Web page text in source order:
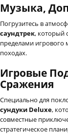
Музыка,
Погрузитесь в
саундтрек, который
пределами игрового
походах.
Игровые
Сражения
Специально для
сундуки Deluxe,
совместные
стратегическое